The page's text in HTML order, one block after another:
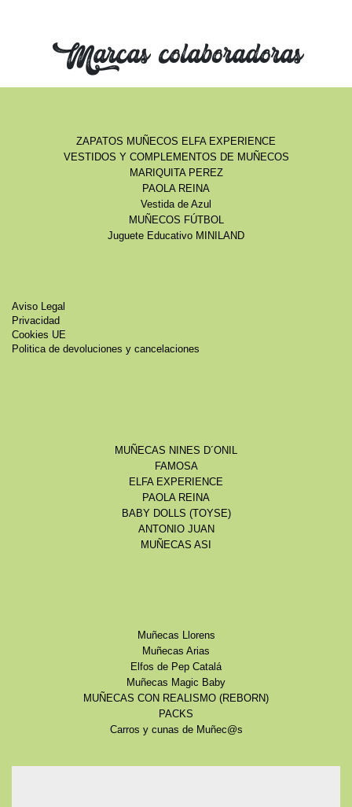
Marcas colaboradoras
ZAPATOS MUÑECOS ELFA EXPERIENCE
VESTIDOS Y COMPLEMENTOS DE MUÑECOS
MARIQUITA PEREZ
PAOLA REINA
Vestida de Azul
MUÑECOS FÚTBOL
Juguete Educativo MINILAND
Aviso Legal
Privacidad
Cookies UE
Politica de devoluciones y cancelaciones
MUÑECAS NINES D´ONIL
FAMOSA
ELFA EXPERIENCE
PAOLA REINA
BABY DOLLS (TOYSE)
ANTONIO JUAN
MUÑECAS ASI
Muñecas Llorens
Muñecas Arias
Elfos de Pep Catalá
Muñecas Magic Baby
MUÑECAS CON REALISMO (REBORN)
PACKS
Carros y cunas de Muñec@s